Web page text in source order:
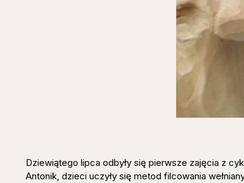
Dziewiątego lipca odbyły się pierwsze zajęcia z
Antonik, dzieci uczyły się metod filcowania